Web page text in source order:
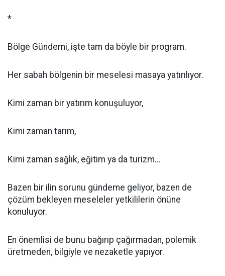
*
Bölge Gündemi, işte tam da böyle bir program.
Her sabah bölgenin bir meselesi masaya yatırılıyor.
Kimi zaman bir yatırım konuşuluyor,
Kimi zaman tarım,
Kimi zaman sağlık, eğitim ya da turizm…
Bazen bir ilin sorunu gündeme geliyor, bazen de
çözüm bekleyen meseleler yetkililerin önüne
konuluyor.
En önemlisi de bunu bağırıp çağırmadan, polemik
üretmeden, bilgiyle ve nezaketle yapıyor.